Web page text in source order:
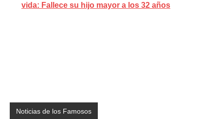
vida: Fallece su hijo mayor a los 32 años
Noticias de los Famosos